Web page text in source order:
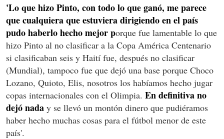
'Lo que hizo Pinto, con todo lo que ganó, me parece
que cualquiera que estuviera dirigiendo en el país
pudo haberlo hecho mejor porque fue lamentable lo que
hizo Pinto al no clasificar a la Copa América Centenario
si clasificaban seis y Haití fue, después no clasificar
(Mundial), tampoco fue que dejó una base porque Choco
Lozano, Quioto, Elis, nosotros los habíamos hecho jugar
copas internacionales con el Olimpia. En definitiva no
dejó nada y se llevó un montón dinero que pudiéramos
haber hecho muchas cosas para el fútbol menor de este
país'.